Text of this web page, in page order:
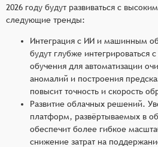
2026 году будут развиваться с
следующие тренды:
Интеграция с ИИ и машинным
будут глубже интегрироваться
обучения для автоматизации
аномалий и построения
повысит точность и скорость
Развитие облачных решений.
платформ, развёртываемых в
обеспечит более гибкое
снижение затрат на